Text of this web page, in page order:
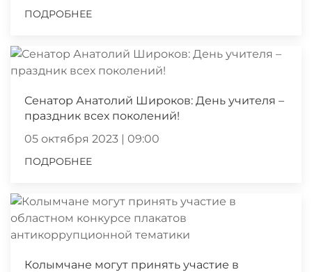
ПОДРОБНЕЕ
Сенатор Анатолий Широков: День учителя –
праздник всех поколений!
05 октября 2023 | 09:00
ПОДРОБНЕЕ
Колымчане могут принять участие в